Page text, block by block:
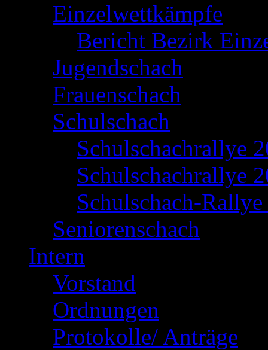
Einzelwettkämpfe
Bericht Bezirk
Jugendschach
Frauenschach
Schulschach
Schulschachrallye
Schulschachrallye
Schulschach-
Seniorenschach
Intern
Vorstand
Ordnungen
Protokolle/ Anträge